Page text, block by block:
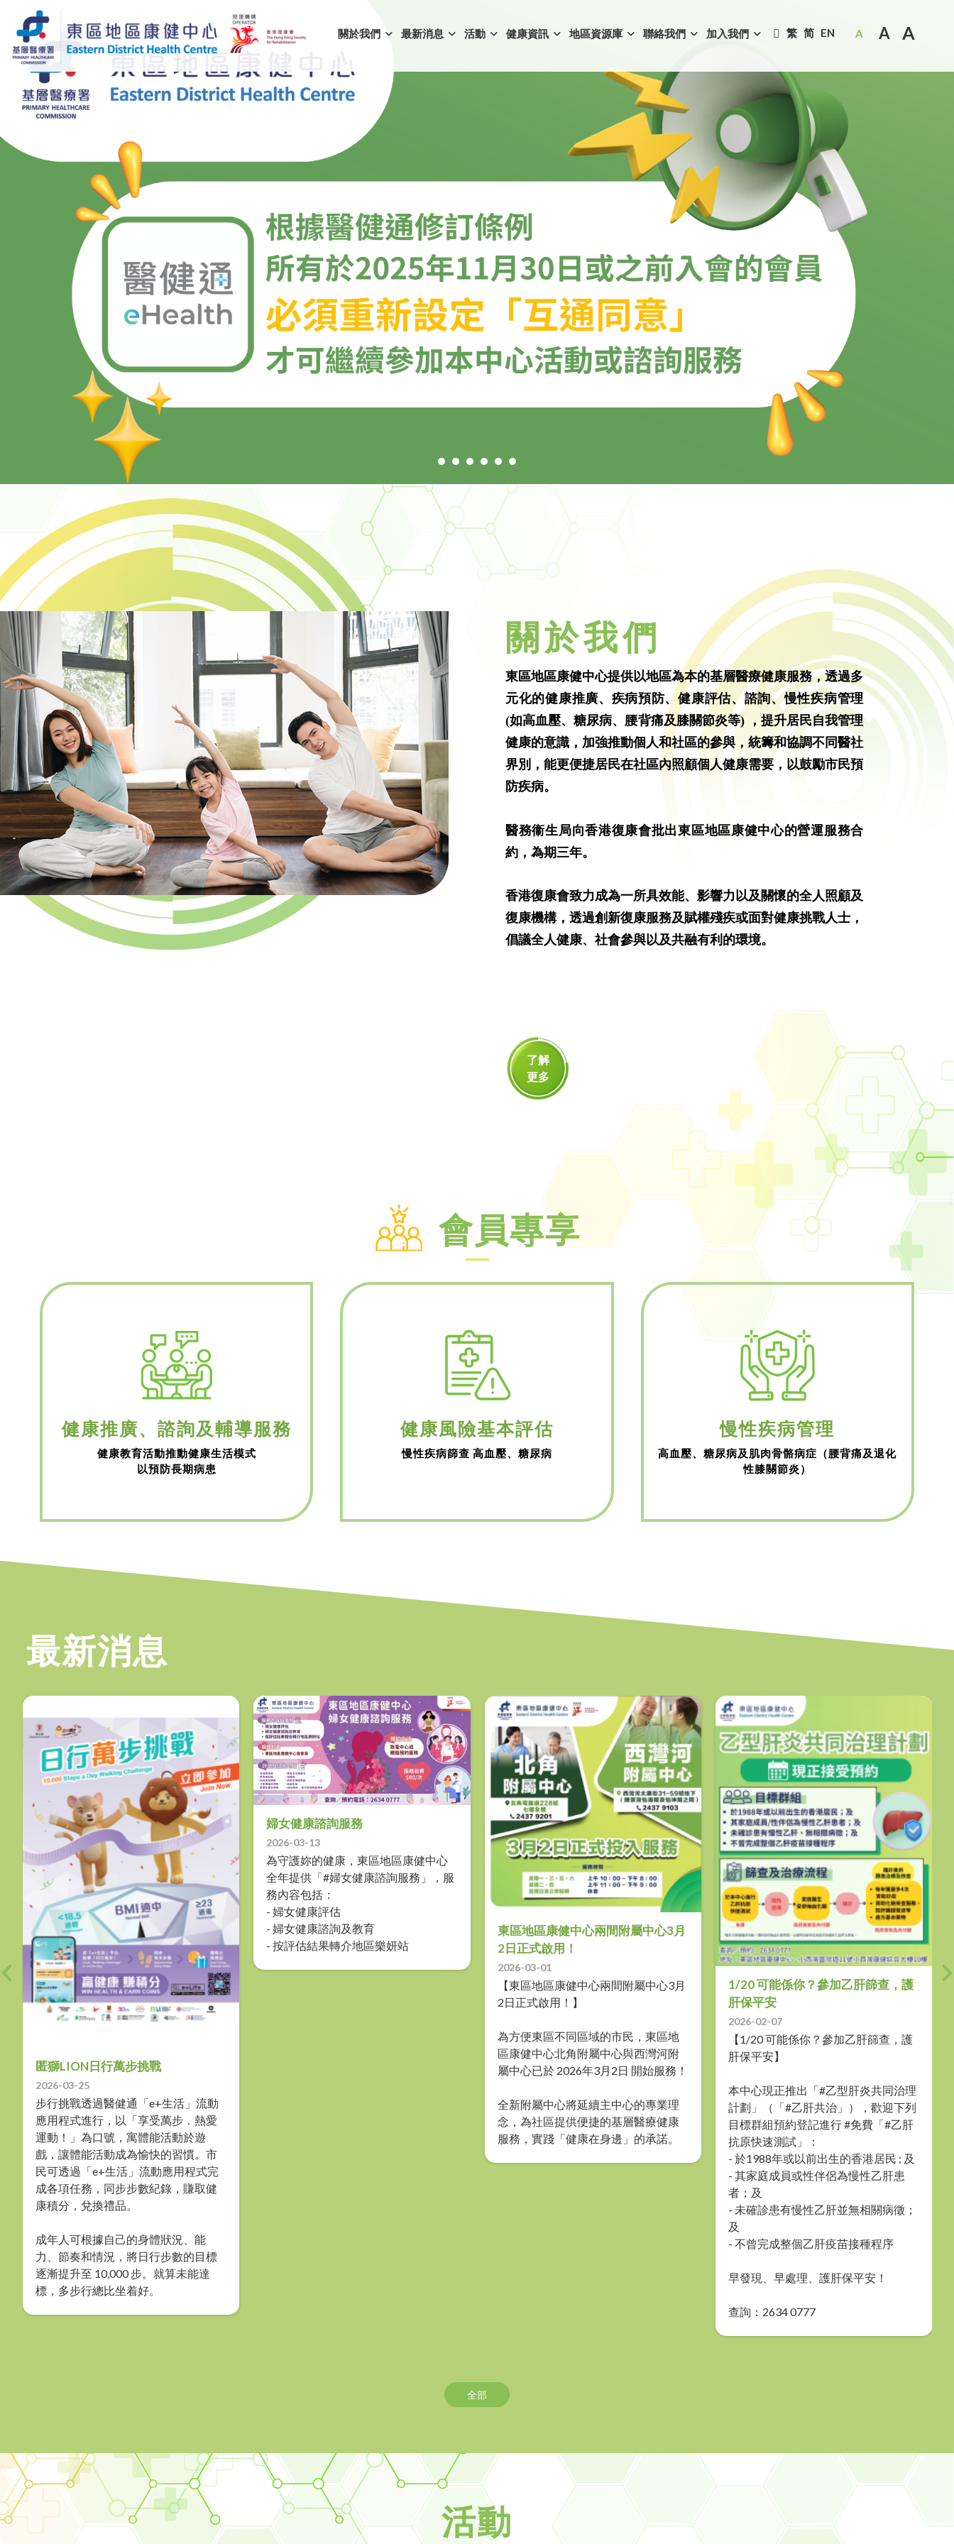
關於我們 最新消息 活動 健康資訊 地區資源庫 聯絡我們 加入我們 繁 简 EN A A A
關於我們
東區地區康健中心提供以地區為本的基層醫療健康服務，透過多
元化的健康推廣、疾病預防、健康評估、諮詢、慢性疾病管理
(如高血壓、糖尿病、腰背痛及膝關節炎等) ，提升居民自我管理
健康的意識，加強推動個人和社區的參與，統籌和協調不同醫社
界別，能更便捷居民在社區內照顧個人健康需要，以鼓勵市民預
防疾病。
醫務衞生局向香港復康會批出東區地區康健中心的營運服務合
約，為期三年。
香港復康會致力成為一所具效能、影響力以及關懷的全人照顧及
復康機構，透過創新復康服務及賦權殘疾或面對健康挑戰人士，
倡議全人健康、社會參與以及共融有利的環境。
了解
更多
會員專享
健康推廣、諮詢及輔導服務
健康教育活動推動健康生活模式
以預防長期病患
健康風險基本評估
慢性疾病篩查 高血壓、糖尿病
慢性疾病管理
高血壓、糖尿病及肌肉骨骼病症（腰背痛及退化
性膝關節炎）
最新消息
匿獅LION日行萬步挑戰
2026-03-25
步行挑戰透過醫健通「e+生活」流動
應用程式進行，以「享受萬步．熱愛
運動！」為口號，寓體能活動於遊
戲，讓體能活動成為愉快的習慣。市
民可透過「e+生活」流動應用程式完
成各項任務，同步步數紀錄，賺取健
康積分，兌換禮品。
成年人可根據自己的身體狀況、能
力、節奏和情況，將日行步數的目標
逐漸提升至 10,000 步。就算未能達
標，多步行總比坐着好。
婦女健康諮詢服務
2026-03-13
為守護妳的健康，東區地區康健中心
全年提供「#婦女健康諮詢服務」，服
務內容包括：
- 婦女健康評估
- 婦女健康諮詢及教育
- 按評估結果轉介地區樂妍站
東區地區康健中心兩間附屬中心3月
2日正式啟用！
2026-03-01
【東區地區康健中心兩間附屬中心3月
2日正式啟用！】
為方便東區不同區域的市民，東區地
區康健中心北角附屬中心與西灣河附
屬中心已於 2026年3月2日 開始服務！
全新附屬中心將延續主中心的專業理
念，為社區提供便捷的基層醫療健康
服務，實踐「健康在身邊」的承諾。
1/20 可能係你？參加乙肝篩查，護
肝保平安
2026-02-07
【1/20 可能係你？參加乙肝篩查，護
肝保平安】
本中心現正推出「#乙型肝炎共同治理
計劃」（「#乙肝共治」），歡迎下列
目標群組預約登記進行 #免費「#乙肝
抗原快速測試」：
- 於1988年或以前出生的香港居民 ; 及
- 其家庭成員或性伴侶為慢性乙肝患
者；及
- 未確診患有慢性乙肝並無相關病徵；
及
- 不曾完成整個乙肝疫苗接種程序
早發現、早處理、護肝保平安！
查詢：2634 0777
全部
活動